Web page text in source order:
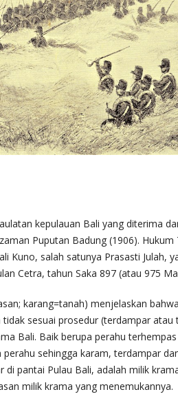
kepulauan Bali yang diterima
Puputan Badung (1906).
Kuno, salah satunya Prasasti Julah,
Cetra, tahun Saka 897 (atau 975
karang=tanah) menjelaskan
tidak sesuai prosedur (terdampar
Bali. Baik berupa perahu
sehingga karam, terdampar
pantai Pulau Bali, adalah milik
milik krama yang menemukannya.